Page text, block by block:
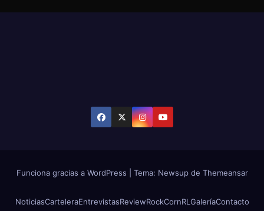
Funciona gracias a WordPress Tema: Newsup de Themeansar
NoticiasCarteleraEntrevistasReviewRockCornRL GaleríaContacto